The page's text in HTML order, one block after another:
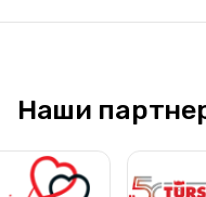
Наши